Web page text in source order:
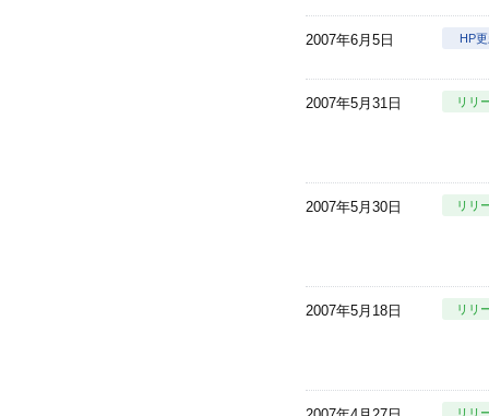
2007年6月5日 HP
2007年5月31日 リリ
2007年5月30日 リリ
2007年5月18日 リリ
リリ